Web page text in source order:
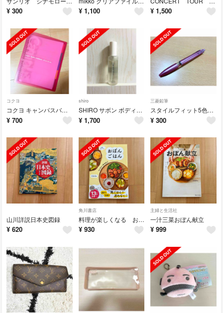
¥ 300 ¥ 1,100 ¥ 1,500
コクヨ
コクヨ キャンパスバインダーノートブック ピンク B5 26穴 ルーズリーフ
¥ 700
shiro
SHIRO サボン ボディコロン 100ml
¥ 1,700
三菱鉛筆
スタイルフィット5色ホルダー ピンク
¥ 300
山川詳説日本史図録
¥ 620
角川書店
料理が楽しくなる おぼんごはん 旬を味わう簡単献立
¥ 930
主婦と生活社
一汁三菜おぼん献立
¥ 999